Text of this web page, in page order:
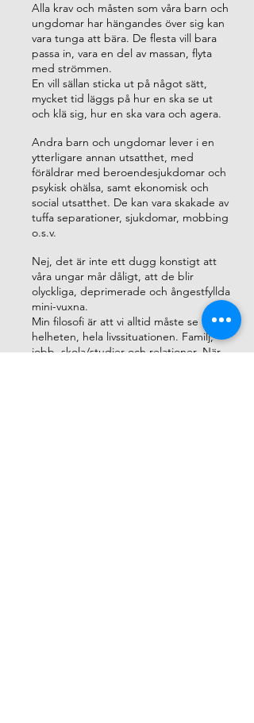
Alla krav och måsten som våra barn och
ungdomar har hängandes över sig kan
vara tunga att bära. De flesta vill bara
passa in, vara en del av massan, flyta
med strömmen.
En vill sällan sticka ut på något sätt,
mycket tid läggs på hur en ska se ut
och klä sig, hur en ska vara och agera.
Andra barn och ungdomar lever i en
ytterligare annan utsatthet, med
föräldrar med beroendesjukdomar och
psykisk ohälsa, samt ekonomisk och
social utsatthet. De kan vara skakade av
tuffa separationer, sjukdomar, mobbing
o.s.v.
Nej, det är inte ett dugg konstigt att
våra ungar mår dåligt, att de blir
olyckliga, deprimerade och ångestfyllda
mini-vuxna.
Min filosofi är att vi alltid måste se
helheten, hela livssituationen. Familj,
jobb, skola/studier och relationer. När